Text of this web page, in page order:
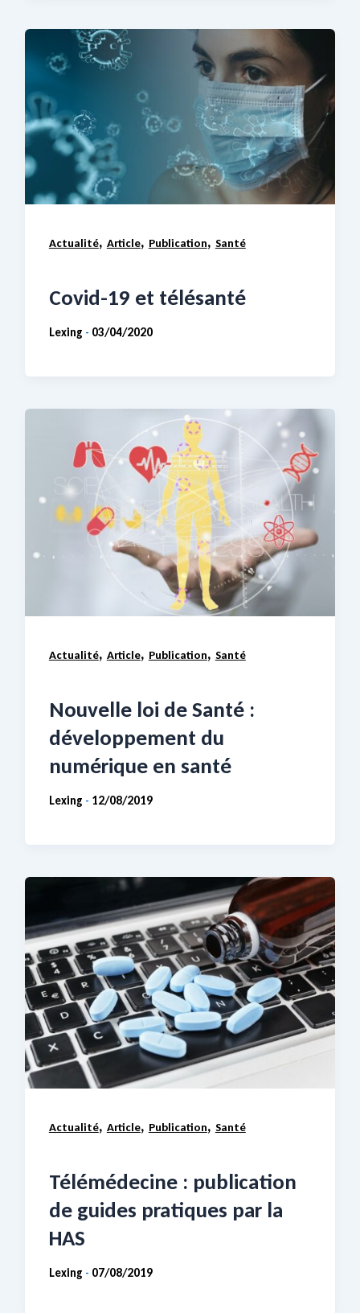
Actualité, Article, Publication, Santé
Covid-19 et télésanté
Lexing - 03/04/2020
Actualité, Article, Publication, Santé
Nouvelle loi de Santé :
développement du
numérique en santé
Lexing - 12/08/2019
Actualité, Article, Publication, Santé
Télémédecine : publication
de guides pratiques par la
HAS
Lexing - 07/08/2019